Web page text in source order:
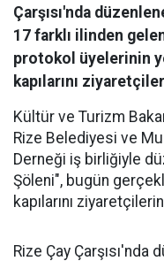
Çarşısı'nda
17 farklı ilinden
protokol üyelerinin
kapılarını
Kültür ve Turizm
Rize Belediyesi ve
Derneği iş birliğiyle
Şöleni", bugün
kapılarını
Rize Çay Çarşısı'nda